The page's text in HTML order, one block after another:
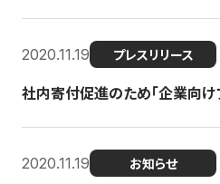
2020.11.19 プレスリリース
社内寄付促進のため「企業向け
2020.11.19 お知らせ